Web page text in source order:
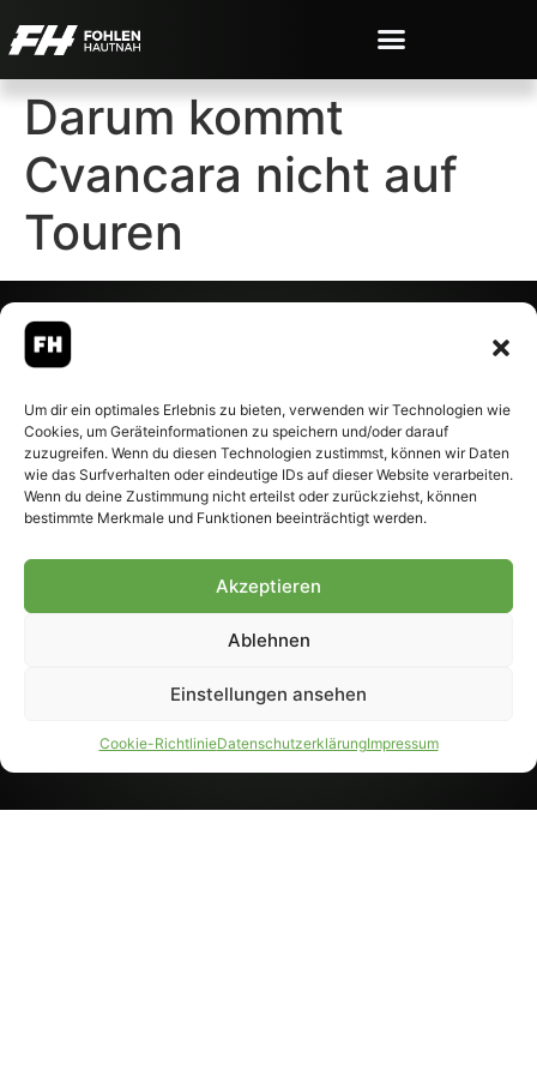
Um dir ein optimales Erlebnis zu bieten, verwenden wir Technologien wie
Cookies, um Geräteinformationen zu speichern und/oder darauf
zuzugreifen. Wenn du diesen Technologien zustimmst, können wir Daten
wie das Surfverhalten oder eindeutige IDs auf dieser Website verarbeiten.
Wenn du deine Zustimmung nicht erteilst oder zurückziehst, können
bestimmte Merkmale und Funktionen beeinträchtigt werden.
Akzeptieren
Ablehnen
Einstellungen ansehen
Cookie-RichtlinieDatenschutzerklärungImpressum
Darum kommt
Cvancara nicht auf
Touren
– Alle rechte vorbehalten.
Fohlen-Hautnah.de ist ein
offiziell eingetragenes Magazin
bei der Deutschen
Nationalbibliothek (ISSN 1868-
Weiterverarbeitung, auch
Genehmigung.
PARTNER WERDEN
AGB